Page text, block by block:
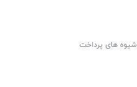
شیوه های پرداخت